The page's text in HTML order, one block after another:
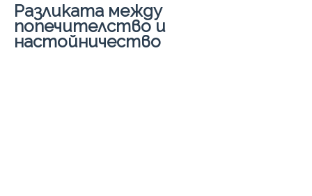
Разликата между
попечителство и
настойничество